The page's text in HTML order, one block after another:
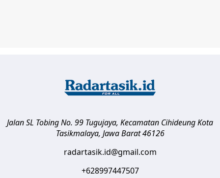
Jalan SL Tobing No. 99 Tugujaya, Kecamatan CihideungKota
Tasikmalaya, Jawa Barat 46126
radartasik.id@gmail.com
+628997447507